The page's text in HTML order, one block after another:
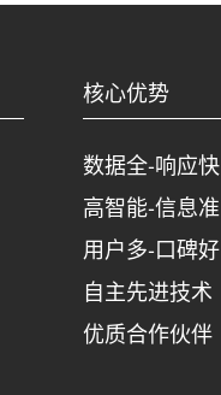
核心优势
数据全-响应快
高智能-信息准
用户多-口碑好
自主先进技术
优质合作伙伴